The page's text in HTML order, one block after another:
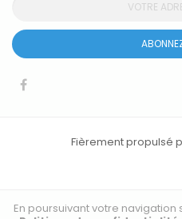
Fièrement propulsé
En poursuivant votre